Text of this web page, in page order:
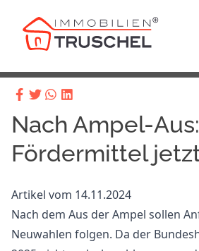
Nach Ampel-Aus:
Fördermittel
Artikel vom 14.11.2024
Nach dem Aus der Ampel sollen
Neuwahlen folgen. Da der